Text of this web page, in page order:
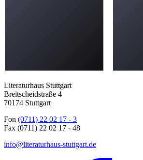
Literaturhaus Stuttgart
Breitscheidstraße 4
70174 Stuttgart
Fon (0711) 22 02 17 - 3
Fax (0711) 22 02 17 - 48
info@literaturhaus-stuttgart.de